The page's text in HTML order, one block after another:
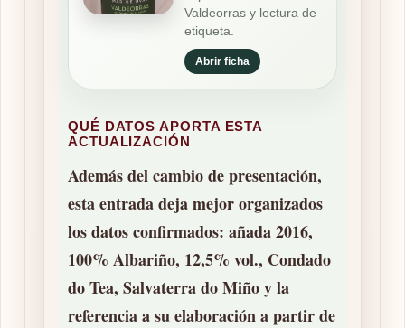
Valdeorras y lectura de
etiqueta.
Abrir ficha
QUÉ DATOS APORTA ESTA
ACTUALIZACIÓN
Además del cambio de presentación,
esta entrada deja mejor organizados
los datos confirmados: añada 2016,
100% Albariño, 12,5% vol., Condado
do Tea, Salvaterra do Miñoy la
referencia a su elaboración a partir de